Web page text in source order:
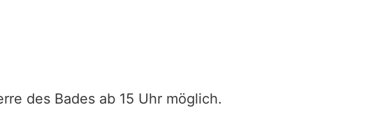
des Bades ab 15 Uhr möglich.